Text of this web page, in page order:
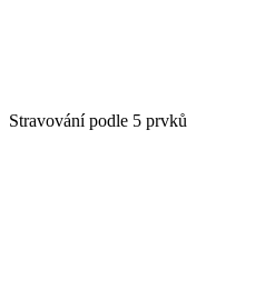
Stravování podle 5 prvků